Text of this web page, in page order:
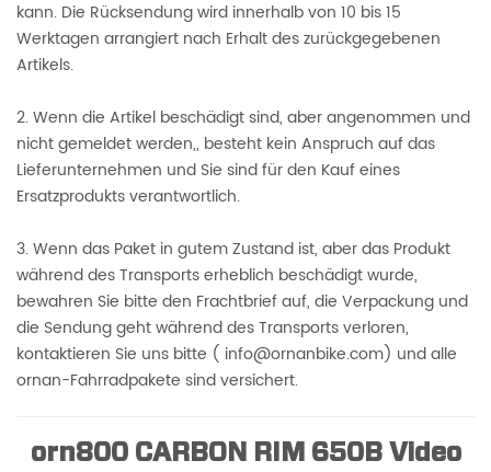
kann. Die Rücksendung wird innerhalb von 10 bis 15
Werktagen arrangiert nach Erhalt des zurückgegebenen
Artikels.
2. Wenn die Artikel beschädigt sind, aber angenommen und
nicht gemeldet werden,, besteht kein Anspruch auf das
Lieferunternehmen und Sie sind für den Kauf eines
Ersatzprodukts verantwortlich.
3. Wenn das Paket in gutem Zustand ist, aber das Produkt
während des Transports erheblich beschädigt wurde,
bewahren Sie bitte den Frachtbrief auf, die Verpackung und
die Sendung geht während des Transports verloren,
kontaktieren Sie uns bitte ( info@ornanbike.com) und alle
ornan-Fahrradpakete sind versichert.
orn800 CARBON RIM 650B Video